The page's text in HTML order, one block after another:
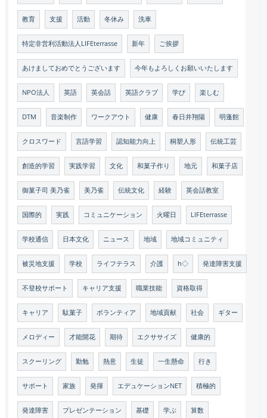
教育 支援 活動 冬休み 洗車
特定非営利活動法人LIFEterrasse 新年 ご挨拶
あけましておめでとうございます 今年もよろしくお願いいたします
NPO法人 英語 英会話 英語クラブ 学び 楽しむ
DTM 音楽制作 ワークアウト 健康 春日井翔陽 明蓬館
クロスワード 言語学習 認知能力向上 桐塑人形 伝統工芸
創造的学習 実践学習 文化 和菓子作り 地元 和菓子店
御菓子司 美乃雀 美乃雀 伝統文化 経験 英会話教室
国際的 実践 コミュニケーション 火曜日 LIFEterrasse
学校通信 日本文化 ニュース 地域 地域コミュニティ
被災地支援 学校 ライフテラス 介護 h◇ 発達障害支援
不登校サポート キャリア支援 職業技能 資格取得
キャリア 駄菓子 ボランティア 地域貢献 社会 ギター
メロディー 才能開花 期待 エクササイズ 健康的
スクーリング 勤勉 熱意 生徒 一生懸命 行き
サポート 家族 発揮 エデュケーションNET 積極的
発達障害 プレゼンテーション 基礎 学ぶ 算数